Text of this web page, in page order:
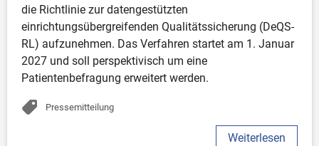
die Richtlinie zur datengestützten
einrichtungsübergreifenden Qualitätssicherung (DeQS-
RL) aufzunehmen. Das Verfahren startet am 1. Januar
2027 und soll perspektivisch um eine
Patientenbefragung erweitert werden.
Pressemitteilung
Weiterlesen